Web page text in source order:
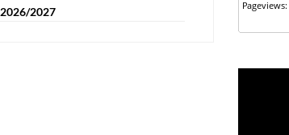
2026/2027